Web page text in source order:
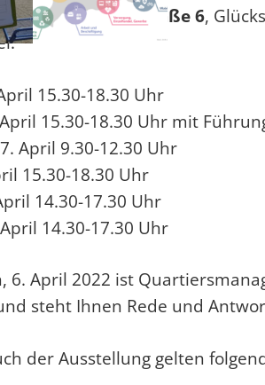
Königsberger Straße 6,
15.30-18.30 Uhr
15.30-18.30 Uhr mit
April 9.30-12.30 Uhr
15.30-18.30 Uhr
14.30-17.30 Uhr
14.30-17.30 Uhr
6. April 2022 ist
steht Ihnen Rede und
der Ausstellung gelten